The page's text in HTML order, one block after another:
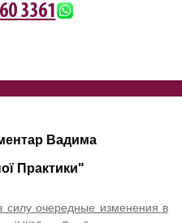
3361
Вадима
Практики"
силу очередные изменения в